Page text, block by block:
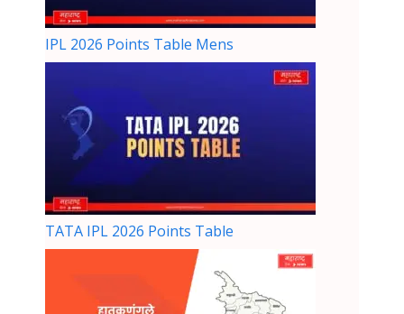
IPL 2026 Points Table Mens
TATA IPL 2026 Points Table